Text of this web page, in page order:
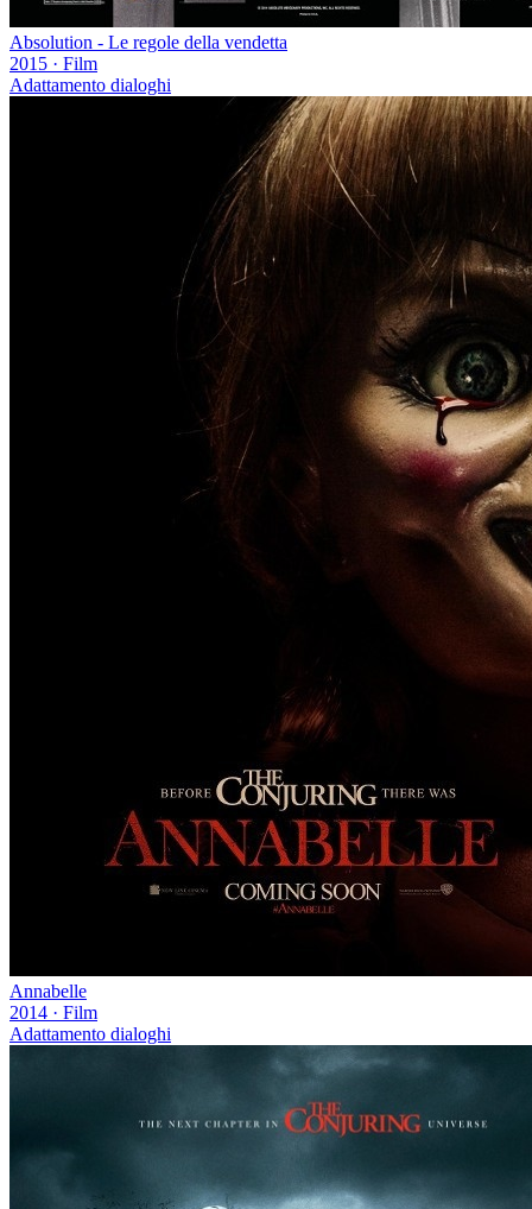
Absolution - Le regole della vendetta
2015 · Film
Adattamento dialoghi
Annabelle
2014 · Film
Adattamento dialoghi